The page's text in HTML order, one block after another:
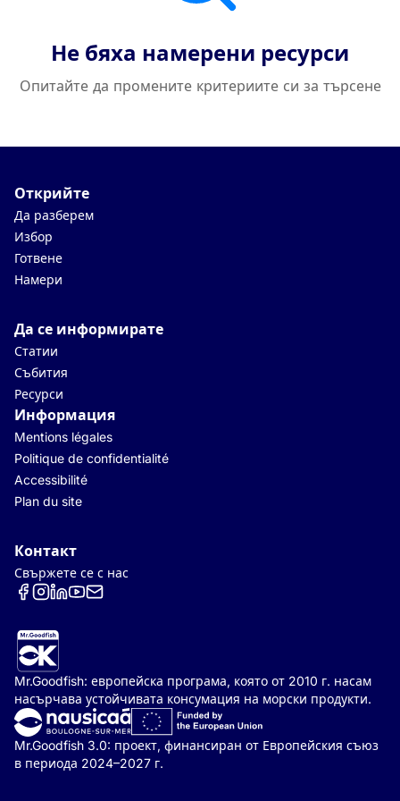
Не бяха намерени ресурси
Опитайте да промените критериите си за търсене
Открийте
Да разберем
Избор
Готвене
Намери
Да се информирате
Статии
Събития
Ресурси
Информация
Mentions légales
Politique de confidentialité
Accessibilité
Plan du site
Контакт
Свържете се с нас
Réseaux sociaux
Mr.Goodfish: европейска програма, която от 2010 г. насам
насърчава устойчивата консумация на морски продукти.
Mr.Goodfish 3.0: проект, финансиран от Европейския съюз
в периода 2024–2027 г.